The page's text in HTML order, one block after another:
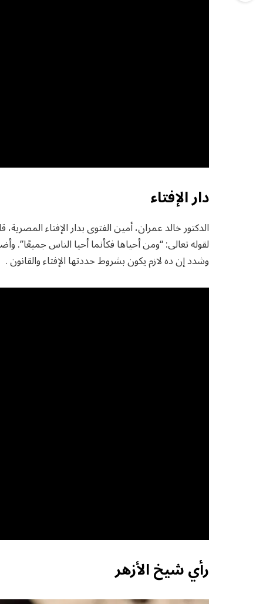
دار الإفتاء
الدكتور خالد عمران، أمين الفتوى بدار الإفتاء
لقوله تعالى: “ومن أحياها فكأنما أحيا الناس جميعًا”.
وشدد إن ده لازم يكون بشروط حددتها الإفتاء والقانون .
رأي شيخ الأزهر